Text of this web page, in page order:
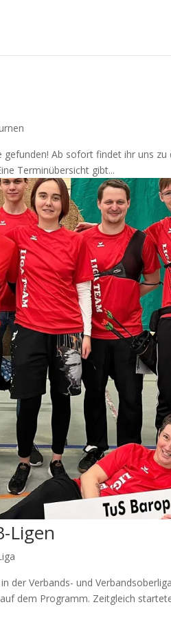
Ab sofort findet ihr uns
Terminübersicht gibt...
Ligen
der Verbands- und
dem Programm. Zeitgleich